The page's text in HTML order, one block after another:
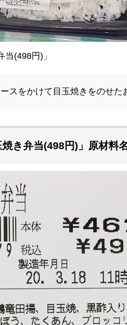
(498円)」
スをかけて目玉焼きをのせた
き弁当(498円)」原材料